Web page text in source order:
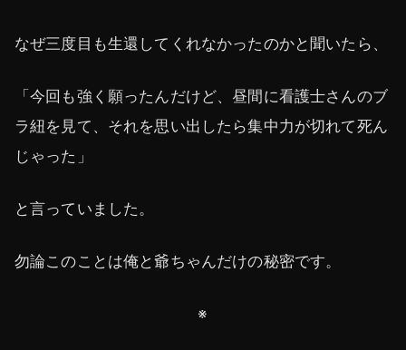
なぜ三度目も生還してくれなかったのかと聞いたら、
「今回も強く願ったんだけど、昼間に看護士さんのブ
ラ紐を見て、それを思い出したら集中力が切れて死ん
じゃった」
と言っていました。
勿論このことは俺と爺ちゃんだけの秘密です。
※